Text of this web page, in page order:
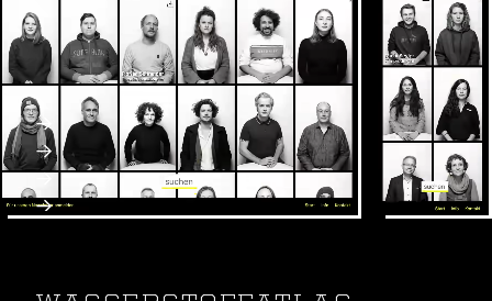
Inventur der Kulturszene.
Wer ist die Kultur der Stadt Regensburg? Welche
Gesichter hat sie? Wer macht was?
Svelte Single Page Application (SPA)
hoch performante virtuelle Liste
Webdesign & SEO
Webseite: kultur-inventur.de